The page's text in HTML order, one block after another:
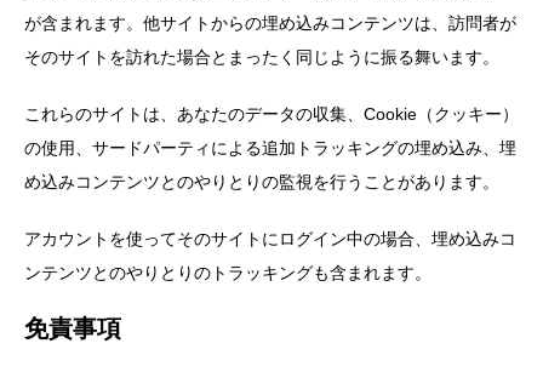
が含まれます。他サイトからの埋め込みコンテンツは、訪問者が
そのサイトを訪れた場合とまったく同じように振る舞います。
これらのサイトは、あなたのデータの収集、Cookie（クッキー）
の使用、サードパーティによる追加トラッキングの埋め込み、埋
め込みコンテンツとのやりとりの監視を行うことがあります。
アカウントを使ってそのサイトにログイン中の場合、埋め込みコ
ンテンツとのやりとりのトラッキングも含まれます。
免責事項